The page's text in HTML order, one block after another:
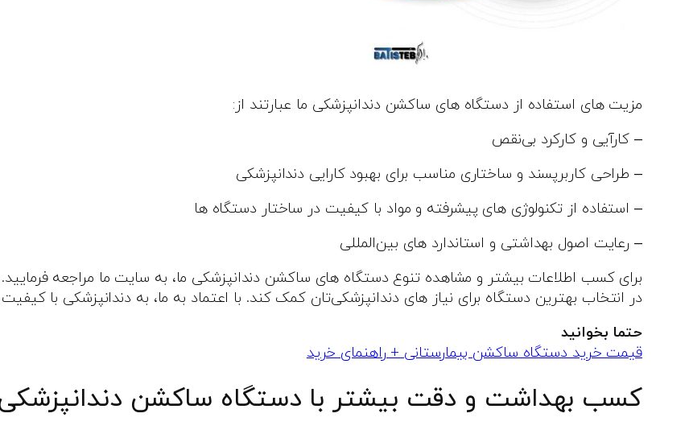
مزیت‌ های استفاده از دستگاه‌ های ساکشن دندانپزشکی ما عبارتند از:
– کارآیی و کارکرد بی‌نقص
– طراحی کاربرپسند و ساختاری مناسب برای بهبود کارایی دندانپزشکی
– استفاده از تکنولوژی‌ های پیشرفته و مواد با کیفیت در ساختار دستگاه‌ ها
– رعایت اصول بهداشتی و استاندارد های بین‌المللی
برای کسب اطلاعات بیشتر و مشاهده تنوع دستگاه‌ های ساکشن دندانپزشکی ما، به سایت ما مراجعه فرمایید.
در انتخاب بهترین دستگاه برای نیاز های دندانپزشکی‌تان کمک کند. با اعتماد به ما، به دندانپزشکی با
حتما بخوانید
قیمت خرید دستگاه ساکشن بیمارستانی + راهنمای خرید
کسب بهداشت و دقت بیشتر با دستگاه ساکشن